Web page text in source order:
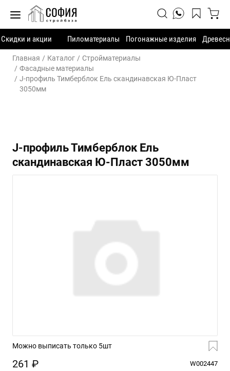
Скидки и акции Пиломатериалы Погонажные изделия
Главная Каталог
Стройматериалы
Фасадные материалы
J-профиль Тимберблок Ель скандинавская Ю-Пласт
3050мм
J-профиль Тимберблок Ель
скандинавская Ю-Пласт 3050мм
Можно выписать только 5шт
261 ₽
W002447